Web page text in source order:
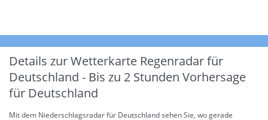
Details zur Wetterkarte Regenradar für
Deutschland - Bis zu 2 Stunden Vorhersage
für Deutschland
Mit dem Niederschlagsradar für Deutschland sehen Sie, wo gerade